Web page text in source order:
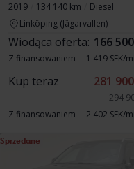
2019
134 140 km
Diesel
Linköping (Jägarvallen)
Wiodąca oferta: 166
Z finansowaniem 1 419 SEK/
Kup teraz 281
294
Z finansowaniem
2 402 SEK/
Sprzedane